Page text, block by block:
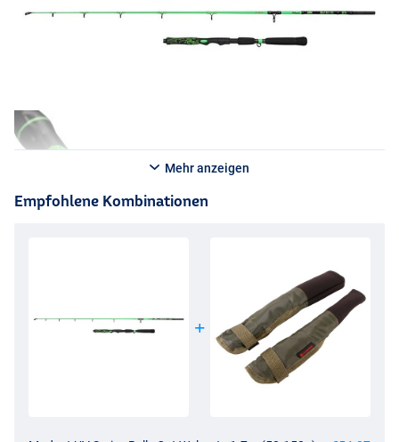
Mehr anzeigen
Empfohlene Kombinationen